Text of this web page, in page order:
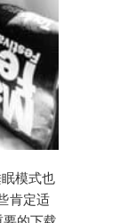
模式也
肯定适